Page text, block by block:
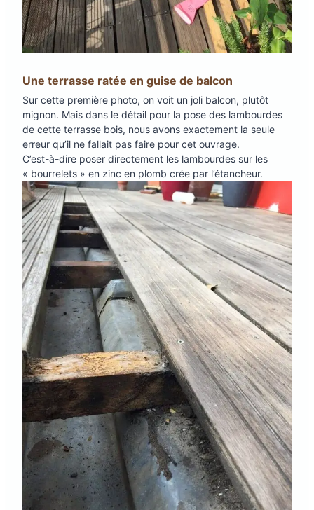
Une terrasse ratée en guise de balcon
Sur cette première photo, on voit un joli balcon, plutôt
mignon. Mais dans le détail pour la pose des lambourdes
de cette terrasse bois, nous avons exactement la seule
erreur qu’il ne fallait pas faire pour cet ouvrage.
C’est-à-dire poser directement les lambourdes sur les
« bourrelets » en zinc en plomb crée par l’étancheur.